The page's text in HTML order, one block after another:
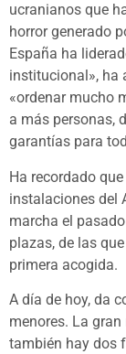
ucranianos que
horror generado
España ha
institucional», ha
«ordenar mucho
a más personas,
garantías para
Ha recordado
instalaciones del
marcha el
plazas, de las
primera acogida.
A día de hoy, da
menores. La
también hay dos